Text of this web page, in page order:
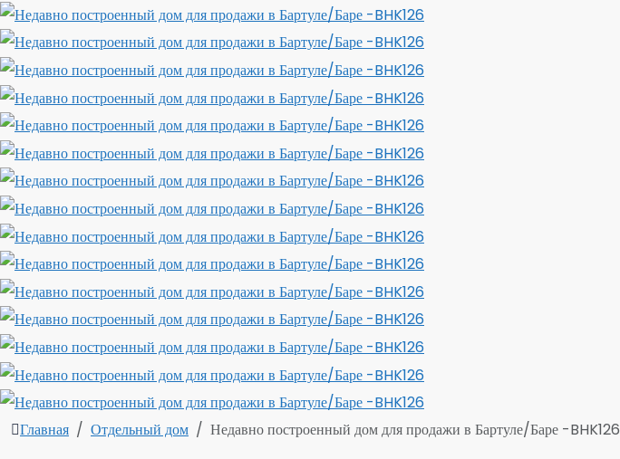
Главная Отдельный дом Недавно построенный дом для продажи в Бартуле/Баре -BHK126